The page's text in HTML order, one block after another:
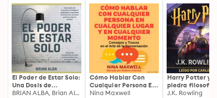
El Poder de Estar Solo:
Una Dosis de
Motivación
BRIAN ALBA, Brian Alba
Cómo Hablar Con
Cualquier Persona En
Cualquier Lugar Y En
Nina Maxwell
Harry Potter y
piedra filosofal
J.K. Rowling